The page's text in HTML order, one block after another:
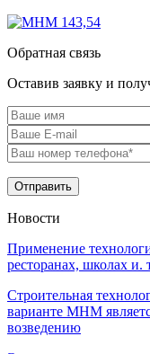
Обратная связь
Оставив заявку и
Новости
Применение
ресторанах, школах и.
Строительная
варианте МНМ
возведению